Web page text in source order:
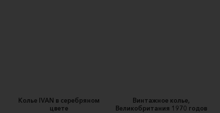
Колье IVAN в серебряном
цвете
Винтажное колье,
Великобритания 1970 годов